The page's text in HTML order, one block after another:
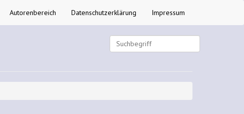
Autorenbereich Datenschutzerklärung Impressum